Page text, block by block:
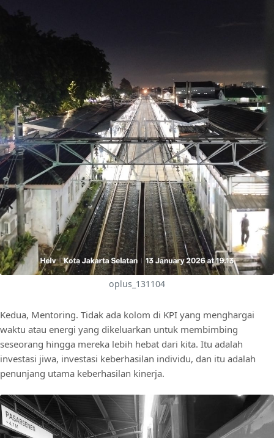
oplus_131104
Kedua, Mentoring. Tidak ada kolom di KPI yang menghargai
waktu atau energi yang dikeluarkan untuk membimbing
seseorang hingga mereka lebih hebat dari kita. Itu adalah
investasi jiwa, investasi keberhasilan individu, dan itu adalah
penunjang utama keberhasilan kinerja.